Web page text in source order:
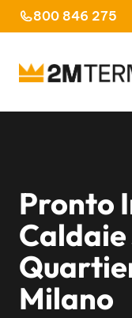
al
800 846 275
Pronto
Milano